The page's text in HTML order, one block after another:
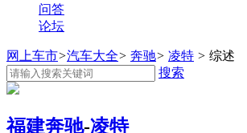
问答
论坛
网上车市>汽车大全> 奔驰> 凌特 > 综述
搜索
福建奔驰-凌特